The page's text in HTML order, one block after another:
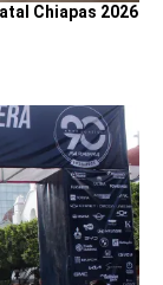
Chiapas 2026